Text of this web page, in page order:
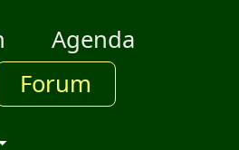
Agenda
Forum